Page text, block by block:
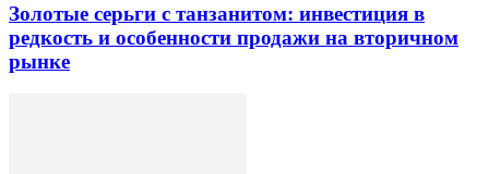
Золотые серьги с танзанитом: инвестиция в
редкость и особенности продажи на вторичном
рынке